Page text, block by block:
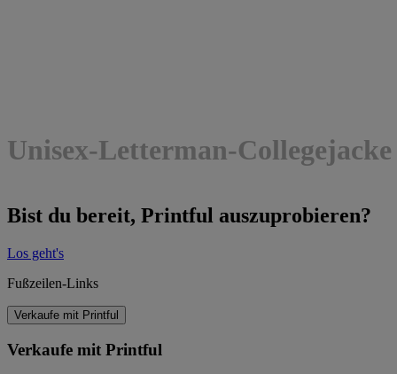
Unisex-Letterman-
Bist du bereit, Printful auszuprobieren?
Los geht's
Fußzeilen-Links
Verkaufe mit Printful
Verkaufe mit Printful